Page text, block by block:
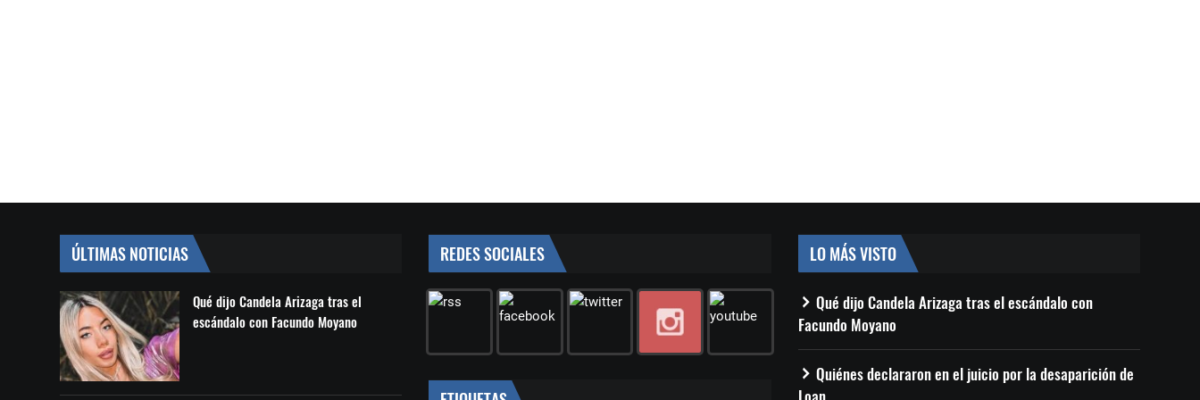
ÚLTIMAS NOTICIAS
Qué dijo Candela Arizaga tras el
escándalo con Facundo Moyano
REDES SOCIALES LO MÁS VISTO
Qué dijo Candela Arizaga tras el escándalo con
Facundo Moyano
Quiénes declararon en el juicio por la desaparición de